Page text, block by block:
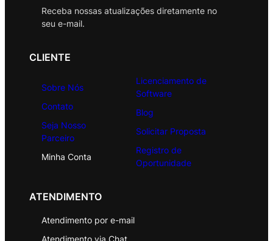
Receba nossas atualizações diretamente no
seu e-mail.
CLIENTE
Sobre Nós
Contato
Seja Nosso
Parceiro
Minha Conta
Licenciamento de
Software
Blog
Solicitar Proposta
Registro de
Oportunidade
ATENDIMENTO
Atendimento por e-mail